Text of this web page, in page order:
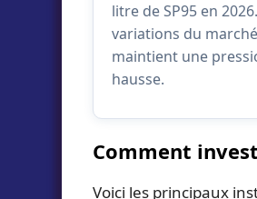
litre de SP95 en
variations du
maintient une
hausse.
Comment
Voici les principaux